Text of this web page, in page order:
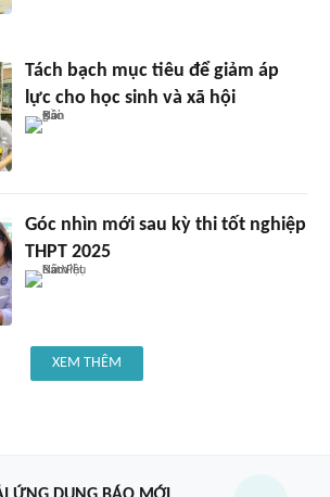
Tách bạch mục tiêu để giảm áp
lực cho học sinh và xã hội
Góc nhìn mới sau kỳ thi tốt nghiệp
THPT 2025
XEM THÊM